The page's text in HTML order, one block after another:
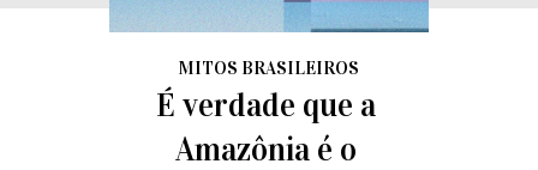
MITOS BRASILEIROS
É verdade que a
Amazônia é o